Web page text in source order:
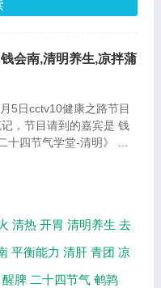
会南,清明养生,凉拌蒲
5日cctv10健康之路节目
，节目请到的嘉宾是 钱
十四节气学堂-清明》 。
年养生网提供视频全集的
清热 开胃 清明养生 去
平衡能力 清肝 青团 凉
醒脾 二十四节气 鹌鹑